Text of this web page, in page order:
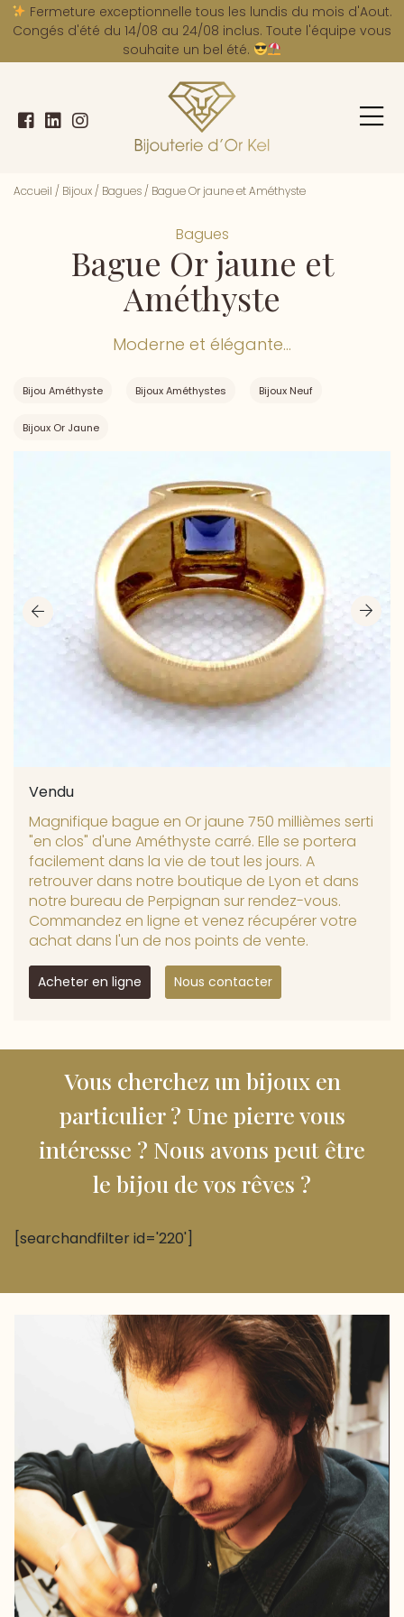
Fermeture exceptionnelle tous les lundis du mois d'Aout.
Congés d'été du 14/08 au 24/08 inclus. Toute l'équipe vous
souhaite un bel été.
Accueil / Bijoux / Bagues / Bague Or jaune et Améthyste
Bagues
Bague Or jaune et
Améthyste
Moderne et élégante...
Bijou Améthyste Bijoux Améthystes Bijoux Neuf
Bijoux Or Jaune
Vendu
Magnifique bague en Or jaune 750 millièmes serti
"en clos" d'une Améthyste carré. Elle se portera
facilement dans la vie de tout les jours. A
retrouver dans notre boutique de Lyon et dans
notre bureau de Perpignan sur rendez-vous.
Commandez en ligne et venez récupérer votre
achat dans l'un de nos points de vente.
Acheter en ligne Nous contacter
Vous cherchez un bijoux en
particulier ? Une pierre vous
intéresse ? Nous avons peut être
le bijou de vos rêves ?
[searchandfilter id='220']